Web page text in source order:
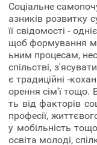
Соціальне
азників розвитку
її свідомості -
щоб формування
ьним процесам,
спільстві,
є традиційні -
орення сім'ї тощо.
ть від факторів
професії,
у мобільність
освіта молоді,